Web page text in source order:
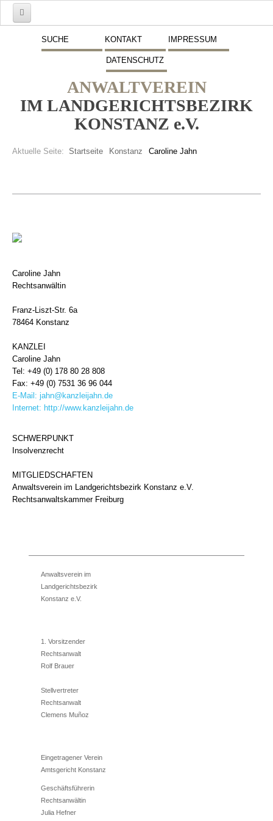
SUCHE KONTAKT IMPRESSUM
DATENSCHUTZ
ANWALTVEREIN
IM LANDGERICHTSBEZIRK
KONSTANZ e.V.
Aktuelle Seite: Startseite Konstanz Caroline Jahn
Schwerpunkte
Beitritt zum Verein
Caroline Jahn
Rechtsanwältin
Franz-Liszt-Str. 6a
78464 Konstanz
KANZLEI
Caroline Jahn
Tel: +49 (0) 178 80 28 808
Fax: +49 (0) 7531 36 96 044
E-Mail: jahn@kanzleijahn.de
Internet: http://www.kanzleijahn.de
SCHWERPUNKT
Insolvenzrecht
MITGLIEDSCHAFTEN
Anwaltsverein im Landgerichtsbezirk Konstanz e.V.
Rechtsanwaltskammer Freiburg
Anwaltsverein im
Landgerichtsbezirk
Konstanz e.V.
1. Vorsitzender
Rechtsanwalt
Rolf Brauer
Stellvertreter
Rechtsanwalt
Clemens Muñoz
Eingetragener Verein
Amtsgericht Konstanz
Geschäftsführerin
Rechtsanwältin
Julia Hefner